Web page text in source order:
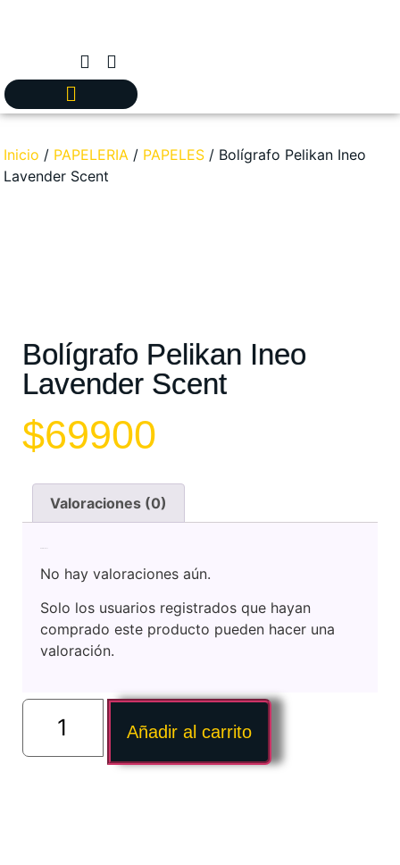
Inicio / PAPELERIA / PAPELES / Bolígrafo Pelikan Ineo
Lavender Scent
Bolígrafo Pelikan Ineo
Lavender Scent
$69900
Valoraciones (0)
No hay valoraciones aún.
Solo los usuarios registrados que hayan
comprado este producto pueden hacer una
valoración.
Añadir al carrito